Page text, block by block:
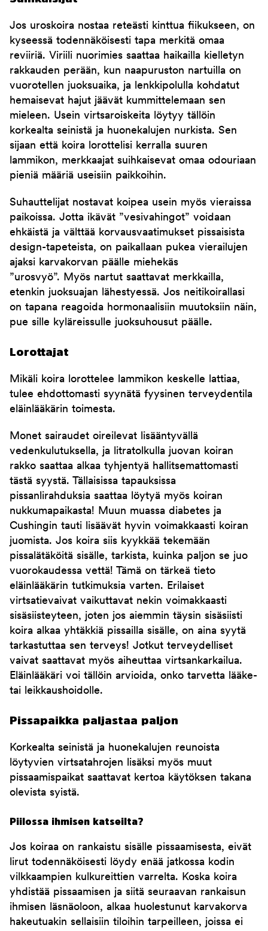
Jos uroskoira nostaa reteästi kinttua fiikukseen, on
kyseessä todennäköisesti tapa merkitä omaa
reviiriä. Viriili nuorimies saattaa haikailla kielletyn
rakkauden perään, kun naapuruston nartuilla on
vuorotellen juoksuaika, ja lenkkipolulla kohdatut
hemaisevat hajut jäävät kummittelemaan sen
mieleen. Usein virtsaroiskeita löytyy tällöin
korkealta seinistä ja huonekalujen nurkista. Sen
sijaan että koira lorottelisi kerralla suuren
lammikon, merkkaajat suihkaisevat omaa odouriaan
pieniä määriä useisiin paikkoihin.
Suhauttelijat nostavat koipea usein myös vieraissa
paikoissa. Jotta ikävät ”vesivahingot” voidaan
ehkäistä ja välttää korvausvaatimukset pissaisista
design-tapeteista, on paikallaan pukea vierailujen
ajaksi karvakorvan päälle miehekäs
”urosvyö”. Myös nartut saattavat merkkailla,
etenkin juoksuajan lähestyessä. Jos neitikoirallasi
on tapana reagoida hormonaalisiin muutoksiin näin,
pue sille kyläreissulle juoksuhousut päälle.
Lorottajat
Mikäli koira lorottelee lammikon keskelle lattiaa,
tulee ehdottomasti syynätä fyysinen terveydentila
eläinlääkärin toimesta.
Monet sairaudet oireilevat lisääntyvällä
vedenkulutuksella, ja litratolkulla juovan koiran
rakko saattaa alkaa tyhjentyä hallitsemattomasti
tästä syystä. Tällaisissa tapauksissa
pissanlirahduksia saattaa löytyä myös koiran
nukkumapaikasta! Muun muassa diabetes ja
Cushingin tauti lisäävät hyvin voimakkaasti koiran
juomista. Jos koira siis kyykkää tekemään
pissalätäköitä sisälle, tarkista, kuinka paljon se juo
vuorokaudessa vettä! Tämä on tärkeä tieto
eläinlääkärin tutkimuksia varten. Erilaiset
virtsatievaivat vaikuttavat nekin voimakkaasti
sisäsiisteyteen, joten jos aiemmin täysin sisäsiisti
koira alkaa yhtäkkiä pissailla sisälle, on aina syytä
tarkastuttaa sen terveys! Jotkut terveydelliset
vaivat saattavat myös aiheuttaa virtsankarkailua.
Eläinlääkäri voi tällöin arvioida, onko tarvetta lääke-
tai leikkaushoidolle.
Pissapaikka paljastaa paljon
Korkealta seinistä ja huonekalujen reunoista
löytyvien virtsatahrojen lisäksi myös muut
pissaamispaikat saattavat kertoa käytöksen takana
olevista syistä.
Piilossa ihmisen katseilta?
Jos koiraa on rankaistu sisälle pissaamisesta, eivät
lirut todennäköisesti löydy enää jatkossa kodin
vilkkaampien kulkureittien varrelta. Koska koira
yhdistää pissaamisen ja siitä seuraavan rankaisun
ihmisen läsnäoloon, alkaa huolestunut karvakorva
hakeutuakin sellaisiin tiloihin tarpeilleen, joissa ei